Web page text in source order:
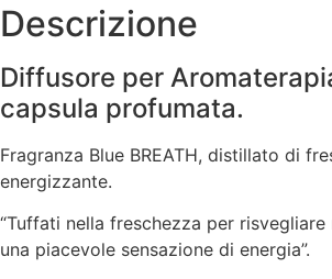
Descrizione
Diffusore per
capsula profumata.
Fragranza Blue BREATH, distillato di
energizzante.
“Tuffati nella freschezza per
una piacevole sensazione di energia”.